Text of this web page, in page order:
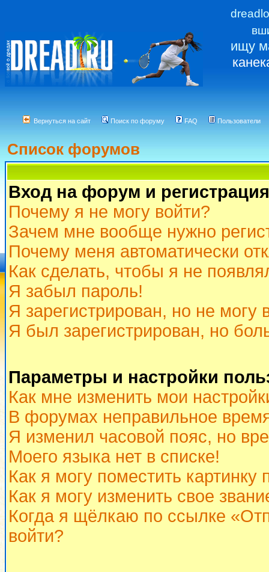
ищу
Вернуться на сайт Поиск по форуму FAQ Пользователи
Список форумов
Вход на форум и регистрация
Почему я не могу войти?
Зачем мне вообще нужно
Почему меня автоматически
Как сделать, чтобы я не
Я забыл пароль!
Я зарегистрирован, но не могу
Я был зарегистрирован, но
Параметры и настройки
Как мне изменить мои
В форумах неправильное
Я изменил часовой пояс, но
Моего языка нет в списке!
Как я могу поместить
Как я могу изменить свое
Когда я щёлкаю по ссылке
войти?